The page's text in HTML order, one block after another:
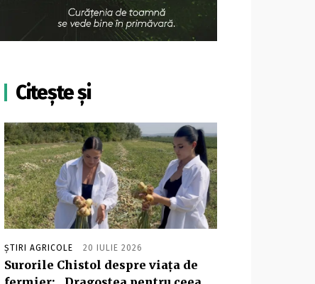
Citește și
ȘTIRI AGRICOLE 20 IULIE 2026
Surorile Chistol despre viața de